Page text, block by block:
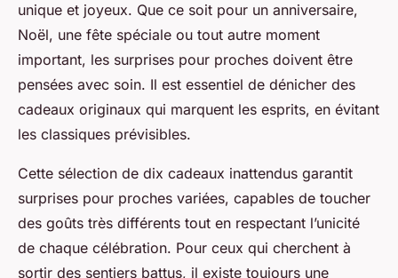
unique et joyeux. Que ce soit pour un anniversaire,
Noël, une fête spéciale ou tout autre moment
important, les surprises pour proches doivent être
pensées avec soin. Il est essentiel de dénicher des
cadeaux originaux qui marquent les esprits, en évitant
les classiques prévisibles.
Cette sélection de dix cadeaux inattendus garantit
surprises pour proches variées, capables de toucher
des goûts très différents tout en respectant l’unicité
de chaque célébration. Pour ceux qui cherchent à
sortir des sentiers battus, il existe toujours une